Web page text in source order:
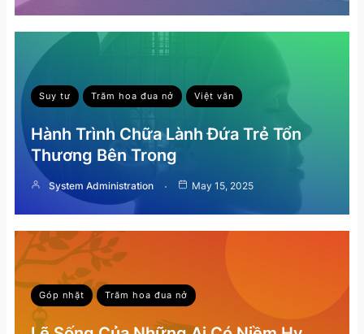
Suy tư Trăm hoa đua nở Việt văn
Hành Trình Chữa Lành Đứa Trẻ Tổn
Thương Bên Trong
System Administration May 15, 2025
Góp nhặt Trăm hoa đua nở